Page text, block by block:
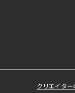
クリエイタ